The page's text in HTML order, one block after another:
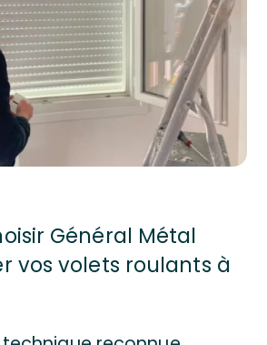
Général Métal
vos volets roulants à